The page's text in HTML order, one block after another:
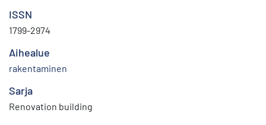
ISSN
1799-2974
Aihealue
rakentaminen
Sarja
Renovation building